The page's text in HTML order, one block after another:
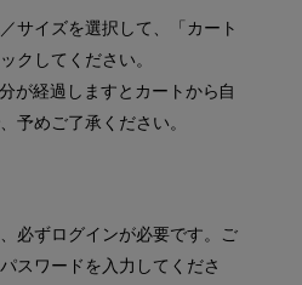
サイズを選択して、「カート
クしてください。
が経過しますとカートから自
予めご了承ください。
必ずログインが必要です。ご
スワードを入力してくださ